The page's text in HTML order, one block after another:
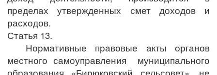
пределах утвержденных смет доходов и
расходов.
Статья 13.
Нормативные правовые акты органов
местного самоуправления муниципального